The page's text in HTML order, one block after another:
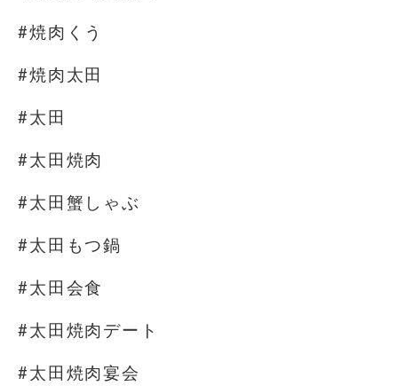
#焼肉くう
#焼肉太田
#太田
#太田焼肉
#太田蟹しゃぶ
#太田もつ鍋
#太田会食
#太田焼肉デート
#太田焼肉宴会